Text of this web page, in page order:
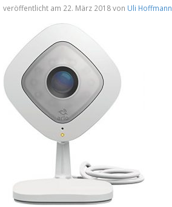
veröffentlicht am 22. März 2018 von Uli Hoffmann